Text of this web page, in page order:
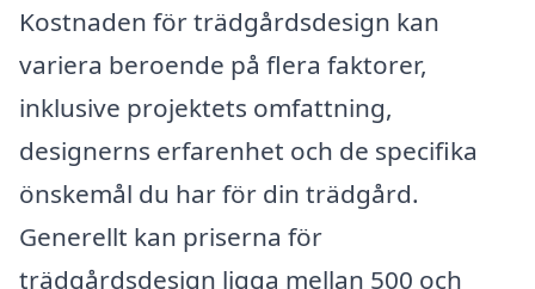
Kostnaden för trädgårdsdesign kan
variera beroende på flera faktorer,
inklusive projektets omfattning,
designerns erfarenhet och de specifika
önskemål du har för din trädgård.
Generellt kan priserna för
trädgårdsdesign ligga mellan 500 och